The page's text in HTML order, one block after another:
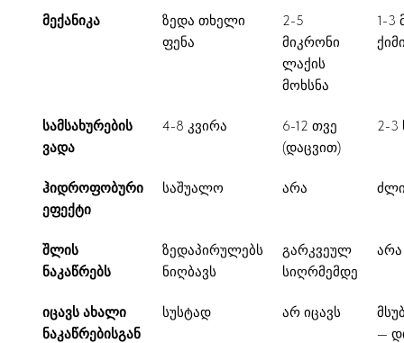
მექანიკა
ზედა თხელი
ფენა
2-5
მიკრონი
ლაქის
მოხსნა
1-3
სამსახურების
ვადა
4-8 კვირა
6-12 თვე
(დაცვით)
2-3
ჰიდროფობური
ეფექტი
საშუალო არა
შლის
ნაკაწრებს
ზედაპირულებს
ნიღბავს
გარკვეულ
სიღრმემდე
არა
იცავს ახალი
ნაკაწრებისგან
სუსტად არ იცავს
—